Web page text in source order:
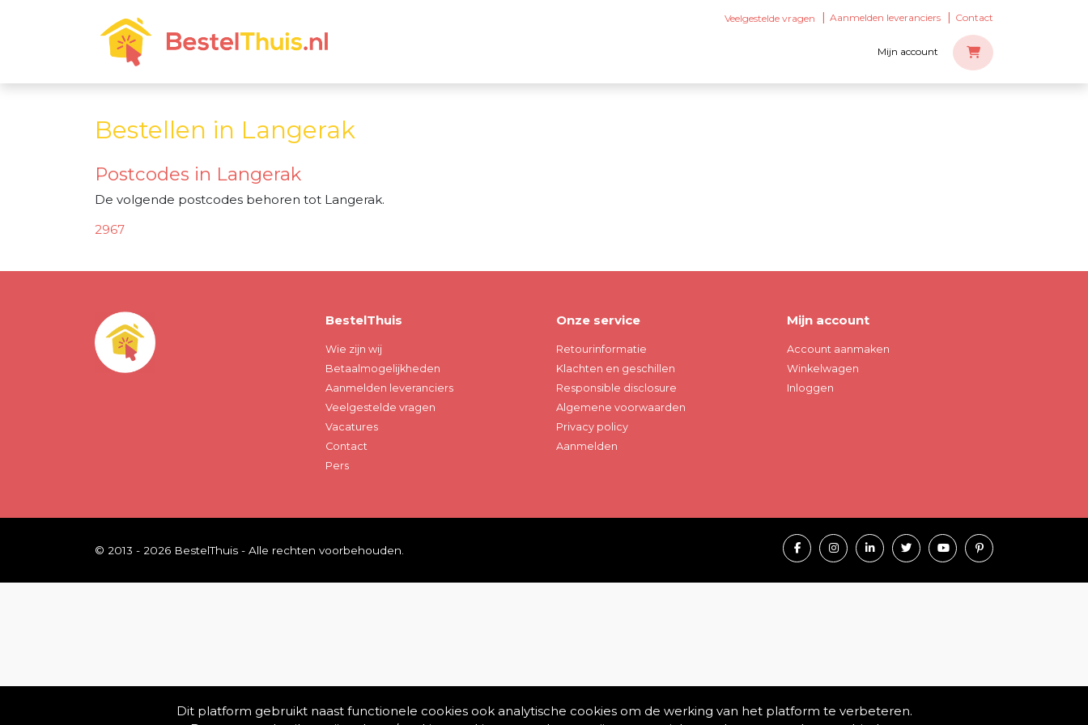
Veelgestelde vragen Aanmelden leveranciers Contact
Mijn account
Bestellen in Langerak
Postcodes in Langerak
De volgende postcodes behoren tot Langerak.
2967
BestelThuis
Wie zijn wij
Betaalmogelijkheden
Aanmelden leveranciers
Veelgestelde vragen
Vacatures
Contact
Pers
Onze service
Retourinformatie
Klachten en geschillen
Responsible disclosure
Algemene voorwaarden
Privacy policy
Aanmelden
Mijn account
Account aanmaken
Winkelwagen
Inloggen
© 2013 - 2026 BestelThuis - Alle rechten voorbehouden.
Dit platform gebruikt naast functionele cookies ook analytische cookies om de werking van het platform te verbeteren.